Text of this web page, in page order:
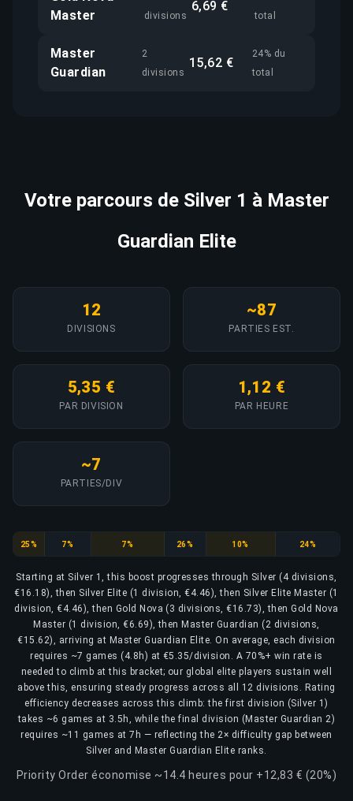
Master
divisions
6,69 €
total
Master
Guardian
2
divisions
15,62 €
24% du
total
Votre parcours de Silver 1 à Master
Guardian Elite
12
DIVISIONS
~87
PARTIES EST.
5,35 €
PAR DIVISION
1,12 €
PAR HEURE
~7
PARTIES/DIV
Silver
25% 7% 7% 26% 10% 24%
Starting at Silver 1, this boost progresses through Silver (4 divisions,
€16.18), then Silver Elite (1 division, €4.46), then Silver Elite Master (1
division, €4.46), then Gold Nova (3 divisions, €16.73), then Gold Nova
Master (1 division, €6.69), then Master Guardian (2 divisions,
€15.62), arriving at Master Guardian Elite. On average, each division
requires ~7 games (4.8h) at €5.35/division. A 70%+ win rate is
needed to climb at this bracket; our global elite players sustain well
above this, ensuring steady progress across all 12 divisions. Rating
efficiency decreases across this climb: the first division (Silver 1)
takes ~6 games at 3.5h, while the final division (Master Guardian 2)
requires ~11 games at 7h — reflecting the 2× difficulty gap between
Silver and Master Guardian Elite ranks.
Priority Order économise ~14.4 heures pour +12,83 € (20%)